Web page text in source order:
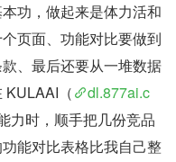
功，做起来是体力活和
页面、功能对比要做到
、最后还要从一堆数据
KULAAI（
dl.877ai.c
力时，顺手把几份竞品
能对比表格比我自己整